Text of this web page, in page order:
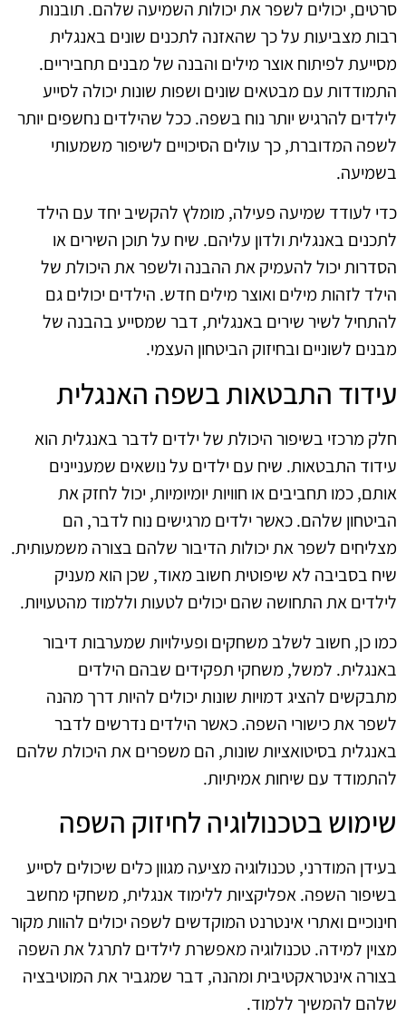
סרטים, יכולים לשפר את יכולות השמיעה שלהם. תובנות
רבות מצביעות על כך שהאזנה לתכנים שונים באנגלית
מסייעת לפיתוח אוצר מילים והבנה של מבנים תחביריים.
התמודדות עם מבטאים שונים ושפות שונות יכולה לסייע
לילדים להרגיש יותר נוח בשפה. ככל שהילדים נחשפים יותר
לשפה המדוברת, כך עולים הסיכויים לשיפור משמעותי
בשמיעה.
כדי לעודד שמיעה פעילה, מומלץ להקשיב יחד עם הילד
לתכנים באנגלית ולדון עליהם. שיח על תוכן השירים או
הסדרות יכול להעמיק את ההבנה ולשפר את היכולת של
הילד לזהות מילים ואוצר מילים חדש. הילדים יכולים גם
להתחיל לשיר שירים באנגלית, דבר שמסייע בהבנה של
מבנים לשוניים ובחיזוק הביטחון העצמי.
עידוד התבטאות בשפה האנגלית
חלק מרכזי בשיפור היכולת של ילדים לדבר באנגלית הוא
עידוד התבטאות. שיח עם ילדים על נושאים שמעניינים
אותם, כמו תחביבים או חוויות יומיומיות, יכול לחזק את
הביטחון שלהם. כאשר ילדים מרגישים נוח לדבר, הם
מצליחים לשפר את יכולות הדיבור שלהם בצורה משמעותית.
שיח בסביבה לא שיפוטית חשוב מאוד, שכן הוא מעניק
לילדים את התחושה שהם יכולים לטעות וללמוד מהטעויות.
כמו כן, חשוב לשלב משחקים ופעילויות שמערבות דיבור
באנגלית. למשל, משחקי תפקידים שבהם הילדים
מתבקשים להציג דמויות שונות יכולים להיות דרך מהנה
לשפר את כישורי השפה. כאשר הילדים נדרשים לדבר
באנגלית בסיטואציות שונות, הם משפרים את היכולת שלהם
להתמודד עם שיחות אמיתיות.
שימוש בטכנולוגיה לחיזוק השפה
בעידן המודרני, טכנולוגיה מציעה מגוון כלים שיכולים לסייע
בשיפור השפה. אפליקציות ללימוד אנגלית, משחקי מחשב
חינוכיים ואתרי אינטרנט המוקדשים לשפה יכולים להוות מקור
מצוין למידה. טכנולוגיה מאפשרת לילדים לתרגל את השפה
בצורה אינטראקטיבית ומהנה, דבר שמגביר את המוטיבציה
שלהם להמשיך ללמוד.